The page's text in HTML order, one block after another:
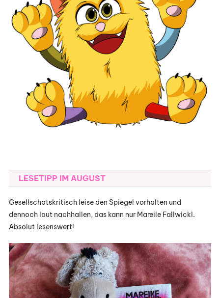
LESETIPP IM AUGUST
Gesellschatskritisch leise den Spiegel vorhalten und
dennoch laut nachhallen, das kann nur Mareile Fallwickl.
Absolut lesenswert!